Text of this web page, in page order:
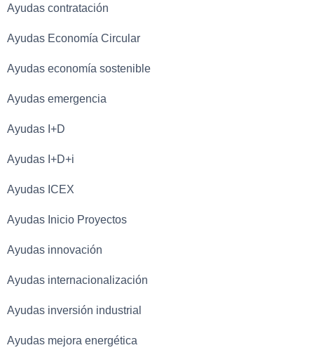
Ayudas contratación
Ayudas Economía Circular
Ayudas economía sostenible
Ayudas emergencia
Ayudas I+D
Ayudas I+D+i
Ayudas ICEX
Ayudas Inicio Proyectos
Ayudas innovación
Ayudas internacionalización
Ayudas inversión industrial
Ayudas mejora energética